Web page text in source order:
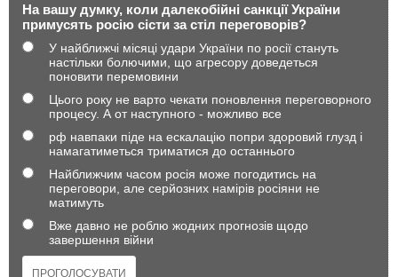
На вашу думку, коли далекобійні санкції України
примусять росію сісти за стіл переговорів?
У найближчі місяці удари України по росії стануть
настільки болючими, що агресору доведеться
поновити перемовини
Цього року не варто чекати поновлення переговорного
процесу. А от наступного - можливо все
рф навпаки піде на ескалацію попри здоровий глузд і
намагатиметься триматися до останнього
Найближчим часом росія може погодитись на
переговори, але серйозних намірів росіяни не
матимуть
Вже давно не роблю жодних прогнозів щодо
завершення війни